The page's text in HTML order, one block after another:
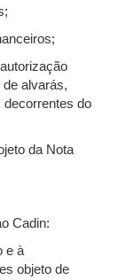
alvarás,
decorrentes do
da Nota
Cadin:
e à
objeto de